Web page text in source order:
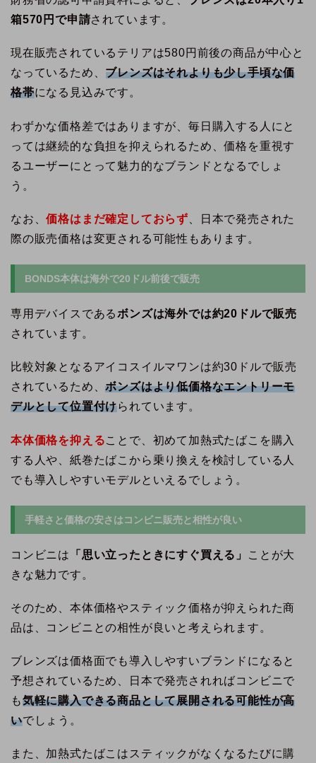
箱570円で申請されています。
現在販売されているテリアは580円前後の商品が中心と
なっているため、 ブレンズはそれよりも少し手頃な価
格帯になる見込みです。
わずかな価格差ではありますが、毎日購入する人にと
っては継続的な負担を抑えられるため、価格を重視す
るユーザーにとって魅力的なブランドとなるでしょ
う。
なお、価格はまだ確定しておらず 、日本で発売された
際の販売価格は変更される可能性もあります。
BONDS本体は海外で20ドル前後で販売
専用デバイスであるボンズは海外では約20ドルで販売
されています。
比較対象となるアイコスイルマワンは約30ドルで販売
されているため、ボンズはより低価格なエントリーモ
デルとして位置付けられています。
本体価格を抑えることで、初めて加熱式たばこを購入
する人や、紙巻たばこから乗り換えを検討している人
でも導入しやすいモデルといえるでしょう。
手軽さと価格の安さはコンビニ販売と相性が良い
コンビニは 「思い立ったときにすぐ買える」
ことが大
きな魅力です。
そのため、本体価格やスティック価格が抑えられた商
品は、コンビニとの相性が良いと考えられます。
ブレンズは価格面でも導入しやすいブランドになると
予想されているため、日本で発売されればコンビニで
も気軽に購入できる商品として展開される可能性が高
いでしょう。
また、加熱式たばこはスティックがなくなるたびに購